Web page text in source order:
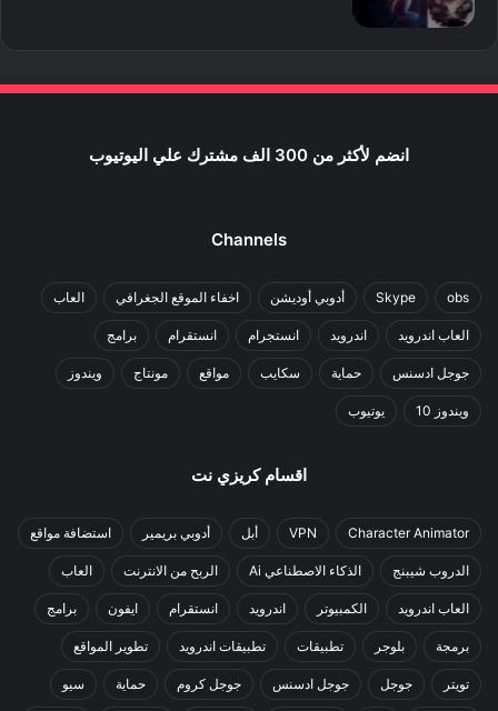
انضم لأكثر من 300 الف مشترك علي اليوتيوب
Channels
obs
Skype أدوبي أوديشن اخفاء الموقع الجغرافي العاب
العاب اندرويد اندرويد انستجرام انستقرام برامج
جوجل ادسنس حماية سكايب مواقع مونتاج ويندوز
ويندوز 10 يوتيوب
اقسام كريزي نت
Character Animator
VPN أبل أدوبي بريمير استضافة مواقع
الدروب شيبنج الذكاء الاصطناعي Ai الربح من الانترنت العاب
العاب اندرويد الكمبيوتر اندرويد انستقرام ايفون برامج
برمجة بلوجر تطبيقات تطبيقات اندرويد تطوير المواقع
تويتر جوجل جوجل ادسنس جوجل كروم حماية سيو